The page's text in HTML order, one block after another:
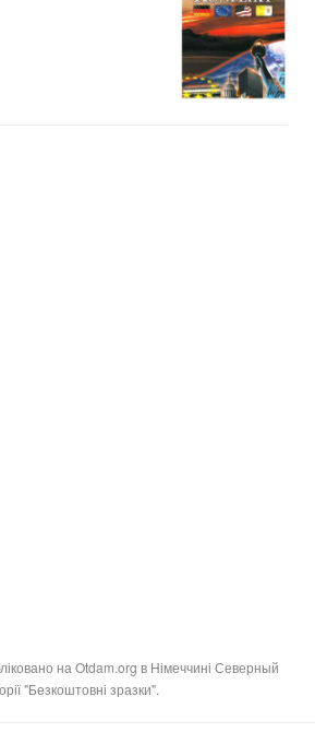
на Otdam.org в Німеччині Северный
"Безкоштовні зразки".